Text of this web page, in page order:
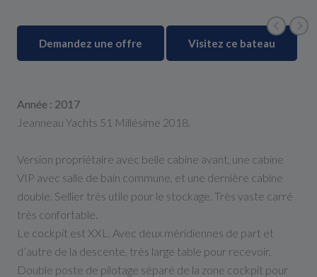
Demandez une offre Visitez ce bateau
Année : 2017
Jeanneau Yachts 51 Millésime 2018.
Version propriétaire avec belle cabine avant, une cabine
VIP avec salle de bain commune, et une dernière cabine
double. Sellier très utile pour le stockage. Très vaste carré
très confortable.
Le cockpit est XXL. Avec deux méridiennes de part et
d’autre de la descente, très large table pour recevoir.
Double poste de pilotage séparé de la zone cockpit pour